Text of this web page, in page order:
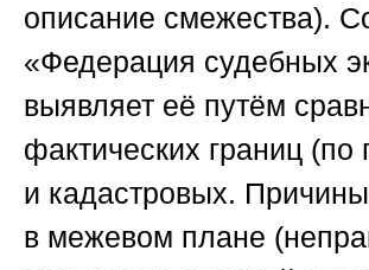
описание смежества).
«Федерация судебных
выявляет её путём
фактических границ (по
и кадастровых.
в межевом плане